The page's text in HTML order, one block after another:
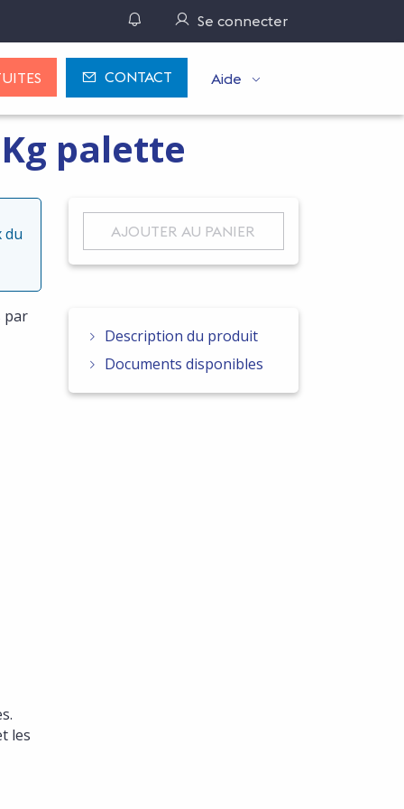
Gérer ses notifications
Se connecter
CONTACT Aide
Kg palette
AJOUTER AU PANIER
Description du produit
Documents disponibles
du
par
les